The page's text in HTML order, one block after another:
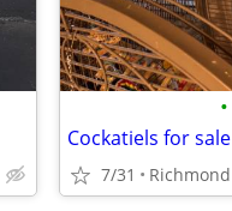
•
Cockatiels for sale
7/31 Richmond